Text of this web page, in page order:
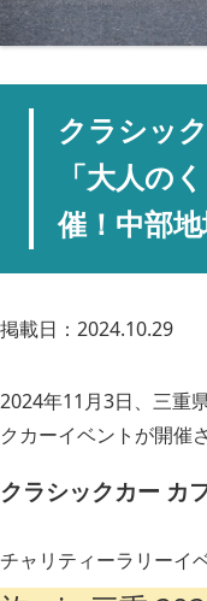
クラシッ
「大人の
催！中部
掲載日：2024.10.29
2024年11月3日、三重
クカーイベントが開催
クラシックカー カ
チャリティーラリーイ